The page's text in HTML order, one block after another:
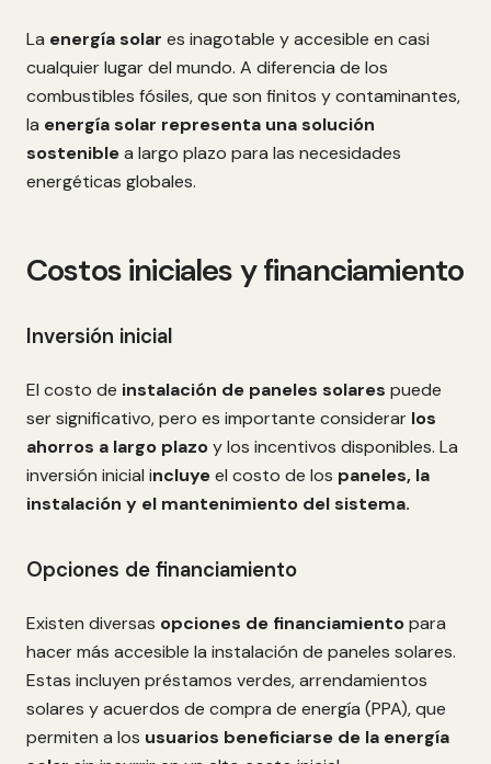
La energía solar es inagotable y accesible en casi
cualquier lugar del mundo. A diferencia de los
combustibles fósiles, que son finitos y contaminantes,
la energía solar representa una solución
sosteniblea largo plazo para las necesidades
energéticas globales.
Costos iniciales y financiamiento
Inversión inicial
El costo de instalación de paneles solares puede
ser significativo, pero es importante considerar los
ahorros a largo plazoy los incentivos disponibles. La
inversión inicial incluyeel costo de los paneles, la
instalación y el mantenimiento del sistema.
Opciones de financiamiento
Existen diversas opciones de financiamientopara
hacer más accesible la instalación de paneles solares.
Estas incluyen préstamos verdes, arrendamientos
solares y acuerdos de compra de energía (PPA), que
permiten a los usuarios beneficiarse de la energía